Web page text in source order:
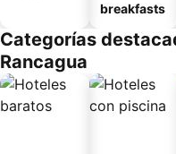
breakfasts
Categorías
Rancagua